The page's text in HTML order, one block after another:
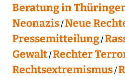
Beratung in
Neonazis Neue
Pressemitteilung
Gewalt Rechter
Rechtsextremismus